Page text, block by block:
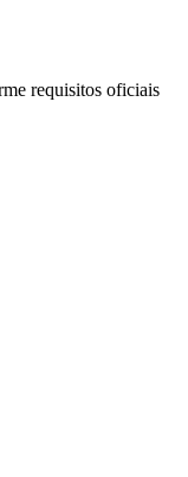
requisitos oficiais